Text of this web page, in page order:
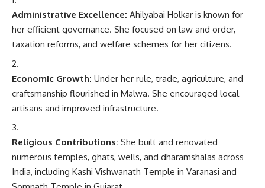
Administrative Excellence: Ahilyabai Holkar is known for
her efficient governance. She focused on law and order,
taxation reforms, and welfare schemes for her citizens.
Economic Growth: Under her rule, trade, agriculture, and
craftsmanship flourished in Malwa. She encouraged local
artisans and improved infrastructure.
Religious Contributions: She built and renovated
numerous temples, ghats, wells, and dharamshalas across
India, including Kashi Vishwanath Temple in Varanasi and